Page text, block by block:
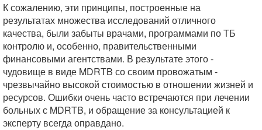
К сожалению, эти принципы, построенные на
результатах множества исследований отличного
качества, были забыты врачами, программами по ТБ
контролю и, особенно, правительственными
финансовыми агентствами. В результате этого -
чудовище в виде MDRTB со своим провожатым -
чрезвычайно высокой стоимостью в отношении жизней и
ресурсов. Ошибки очень часто встречаются при лечении
больных с MDRTB, и обращение за консультацией к
эксперту всегда оправдано.